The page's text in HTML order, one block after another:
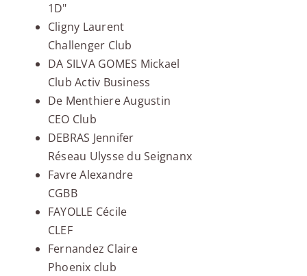
1D"
Cligny Laurent
Challenger Club
DA SILVA GOMES Mickael
Club Activ Business
De Menthiere Augustin
CEO Club
DEBRAS Jennifer
Réseau Ulysse du Seignanx
Favre Alexandre
CGBB
FAYOLLE Cécile
CLEF
Fernandez Claire
Phoenix club